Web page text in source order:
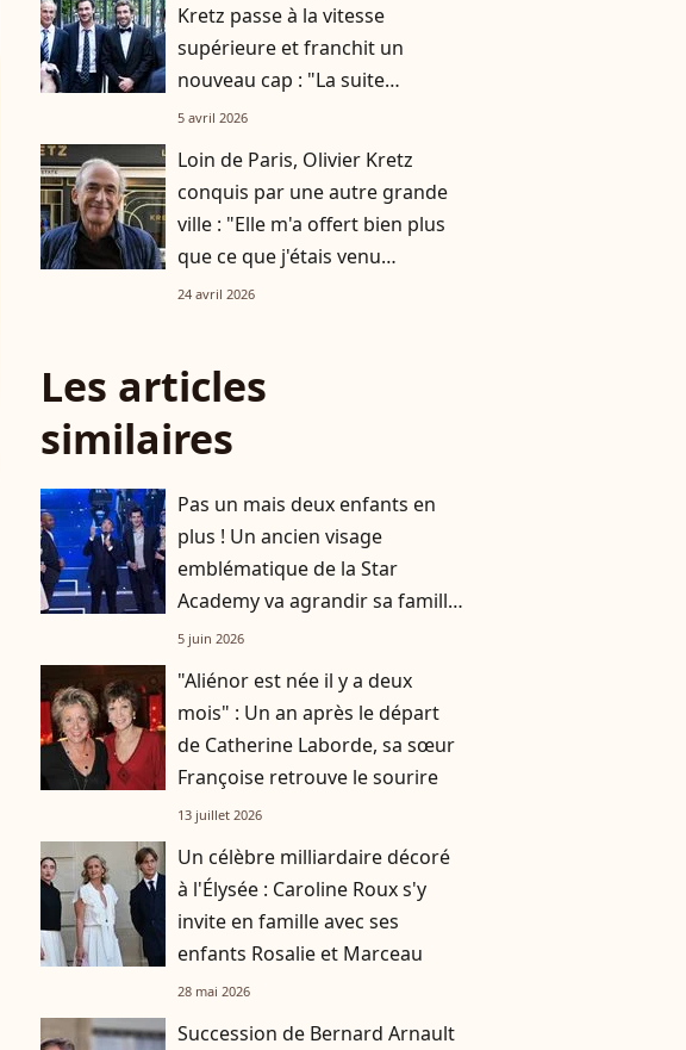
Kretz passe à la vitesse
supérieure et franchit un
nouveau cap : "La suite
s'annonce encore plus
5 avril 2026
Loin de Paris, Olivier Kretz
conquis par une autre grande
ville : "Elle m'a offert bien plus
que ce que j'étais venu
chercher"
24 avril 2026
Les articles
similaires
Pas un mais deux enfants en
plus ! Un ancien visage
emblématique de la Star
Academy va agrandir sa famille
prochainement
5 juin 2026
"Aliénor est née il y a deux
mois" : Un an après le départ
de Catherine Laborde, sa sœur
Françoise retrouve le sourire
13 juillet 2026
Un célèbre milliardaire décoré
à l'Élysée : Caroline Roux s'y
invite en famille avec ses
enfants Rosalie et Marceau
28 mai 2026
Succession de Bernard Arnault